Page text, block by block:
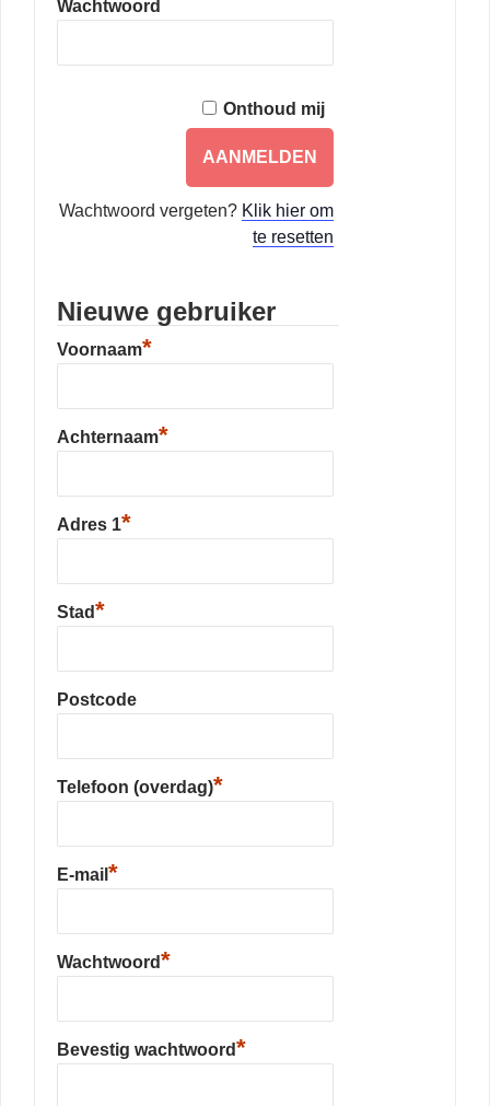
Wachtwoord
Onthoud mij
Wachtwoord vergeten? Klik hier om
te resetten
Nieuwe gebruiker
Voornaam*
Achternaam*
Adres 1*
Stad*
Postcode
Telefoon (overdag)*
E-mail *
Wachtwoord*
Bevestig wachtwoord*